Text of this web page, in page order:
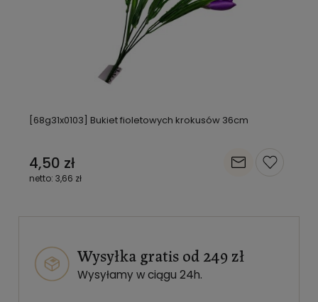
[68g31x0103] Bukiet fioletowych krokusów 36cm
4,50 zł
3,66 zł
Wysyłka gratis od 249 zł
Wysyłamy w ciągu 24h.